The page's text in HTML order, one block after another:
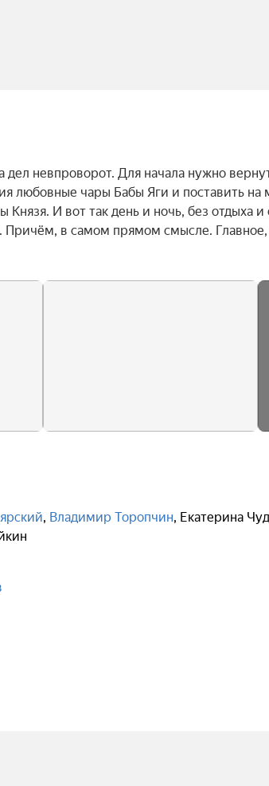
дел невпроворот. Для начала нужно
любовные чары Бабы Яги и поставить на
И вот так день и ночь, без отдыха и
Причём, в самом прямом смысле. Главное,
, Владимир Торопчин, Екатерина